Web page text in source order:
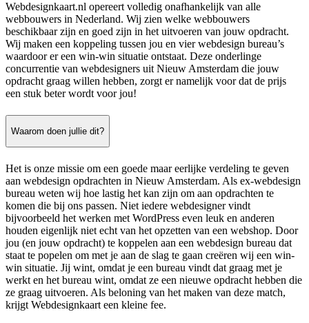
Webdesignkaart.nl opereert volledig onafhankelijk van alle
webbouwers in Nederland. Wij zien welke webbouwers
beschikbaar zijn en goed zijn in het uitvoeren van jouw opdracht.
Wij maken een koppeling tussen jou en vier webdesign bureau’s
waardoor er een win-win situatie ontstaat. Deze onderlinge
concurrentie van webdesigners uit Nieuw Amsterdam die jouw
opdracht graag willen hebben, zorgt er namelijk voor dat de prijs
een stuk beter wordt voor jou!
Waarom doen jullie dit?
Het is onze missie om een goede maar eerlijke verdeling te geven
aan webdesign opdrachten in Nieuw Amsterdam. Als ex-webdesign
bureau weten wij hoe lastig het kan zijn om aan opdrachten te
komen die bij ons passen. Niet iedere webdesigner vindt
bijvoorbeeld het werken met WordPress even leuk en anderen
houden eigenlijk niet echt van het opzetten van een webshop. Door
jou (en jouw opdracht) te koppelen aan een webdesign bureau dat
staat te popelen om met je aan de slag te gaan creëren wij een win-
win situatie. Jij wint, omdat je een bureau vindt dat graag met je
werkt en het bureau wint, omdat ze een nieuwe opdracht hebben die
ze graag uitvoeren. Als beloning van het maken van deze match,
krijgt Webdesignkaart een kleine fee.